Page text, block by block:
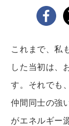
これまで、私
した当初は、
す。それでも
仲間同士の強
がエネルギー